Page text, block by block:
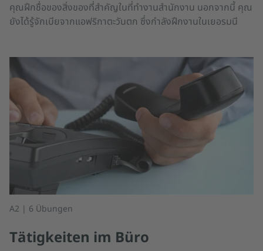
คุณฝึกชื่อของสิ่งของที่สำคัญในที่ทำงานสำนักงาน นอกจากนี้ คุณ
ยังได้รู้จักเบียจากแอฟริกาตะวันตก ซึ่งกำลังฝึกงานในเยอรมนี
A2 | 6 Übungen
Tätigkeiten im Büro